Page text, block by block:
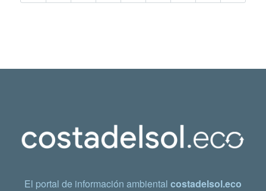
El portal de información ambiental costadelsol.eco